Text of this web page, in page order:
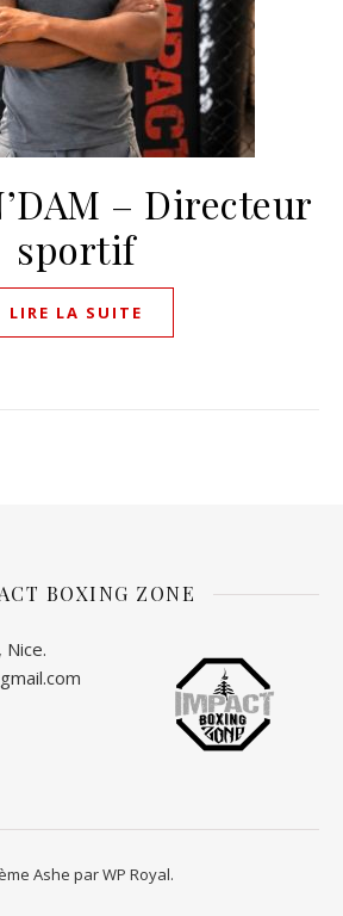
– Directeur
sportif
LIRE LA SUITE
BOXING ZONE
Ashe parWP Royal.